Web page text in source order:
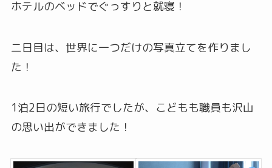
ホテルのベッドでぐっすりと就寝！
二日目は、世界に一つだけの写真立てを作りまし
た！
1泊2日の短い旅行でしたが、こどもも職員も沢山
の思い出ができました！